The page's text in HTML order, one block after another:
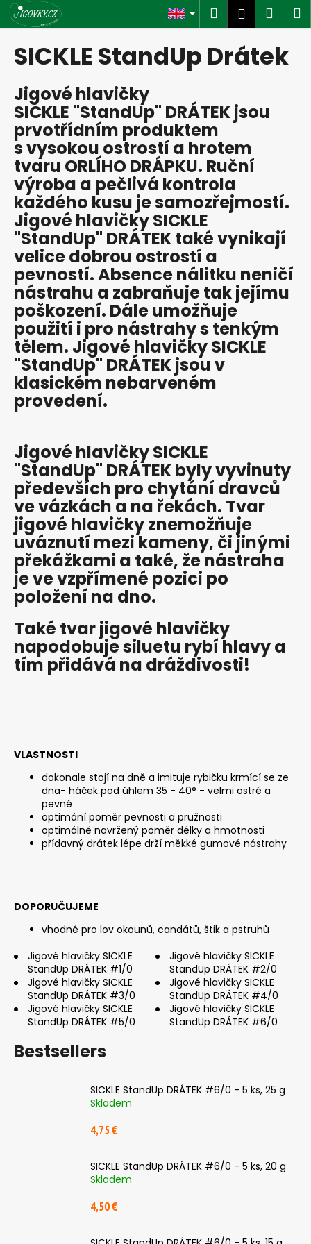
Skip
content
Search
Login
SICKLE StandUp Drátek
Jigové hlavičky
SICKLE "StandUp" DRÁTEK jsou
prvotřídním produktem
s vysokou ostrostí a hrotem
tvaru ORLÍHO DRÁPKU. Ruční
výroba a pečlivá kontrola
každého kusu je samozřejmostí.
Jigové hlavičky SICKLE
"StandUp" DRÁTEK také vynikají
velice dobrou ostrostí a
pevností. Absence nálitku neničí
nástrahu a zabraňuje tak jejímu
poškození. Dále umožňuje
použití i pro nástrahy s tenkým
tělem. Jigové hlavičky SICKLE
"StandUp" DRÁTEK jsou v
klasickém nebarveném
provedení.
Jigové hlavičky SICKLE
"StandUp" DRÁTEK byly vyvinuty
předevších pro chytání dravců
ve vázkách a na řekách. Tvar
jigové hlavičky znemožňuje
uváznutí mezi kameny, či jinými
překážkami a také, že nástraha
je ve vzpřímené pozici po
položení na dno.
Také tvar jigové hlavičky
napodobuje siluetu rybí hlavy a
tím přidává na dráždivosti!
VLASTNOSTI
dokonale stojí na dně a imituje rybičku krmící se ze
dna- háček pod úhlem 35 - 40° - velmi ostré a
pevné
optimání poměr pevnosti a pružnosti
optimálně navržený poměr délky a hmotnosti
přídavný drátek lépe drží měkké gumové nástrahy
DOPORUČUJEME
vhodné pro lov okounů, candátů, štik a pstruhů
Jigové hlavičky SICKLE
StandUp DRÁTEK #1/0
Jigové hlavičky SICKLE
StandUp DRÁTEK #2/0
Jigové hlavičky SICKLE
StandUp DRÁTEK #3/0
Jigové hlavičky SICKLE
StandUp DRÁTEK #4/0
Jigové hlavičky SICKLE
StandUp DRÁTEK #5/0
Jigové hlavičky SICKLE
StandUp DRÁTEK #6/0
Bestsellers
SICKLE StandUp DRÁTEK #6/0 - 5 ks, 25 g
Skladem
4,75 €
SICKLE StandUp DRÁTEK #6/0 - 5 ks, 20 g
Skladem
4,50 €
C
a
h
a
t
a
r
e
y
o
u
l
o
o
k
i
n
g
f
o
r
SEARCH
W
e
r
c
o
m
m
ČIHÁTKO
POD
MM
1,12